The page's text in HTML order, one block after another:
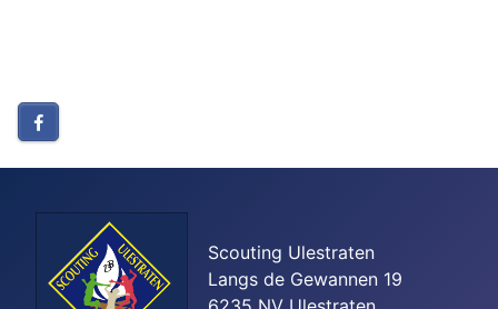
Scouting Ulestraten
Langs de Gewannen 19